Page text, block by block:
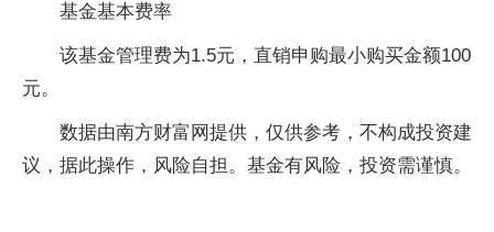
基金基本费率
该基金管理费为1.5元，直销申购最小购买金额100
元。
数据由南方财富网提供，仅供参考，不构成投资建
议，据此操作，风险自担。基金有风险，投资需谨慎。